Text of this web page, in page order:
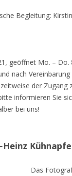
Begleitung:
geöffnet Mo. – Do.
nach
der Zugang
informieren Sie
bei uns!
Das